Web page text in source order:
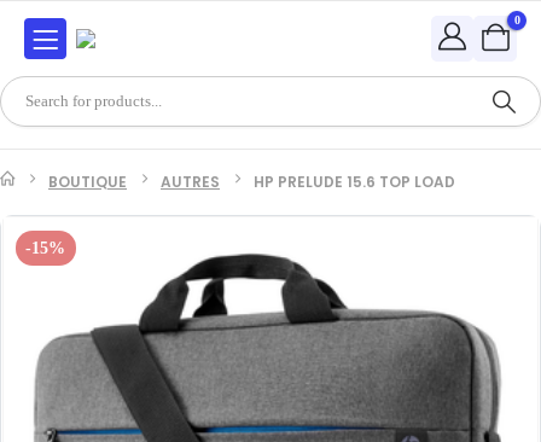
0
BOUTIQUE AUTRES HP PRELUDE 15.6 TOP LOAD
-15%